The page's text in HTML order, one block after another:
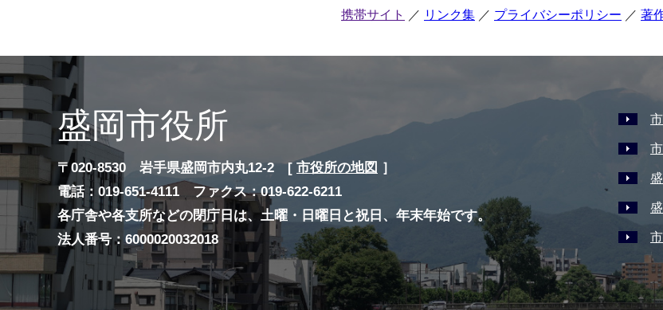
携帯サイト リンク集 プライバシーポリシー 著
盛岡市役所
〒020-8530 岩手県盛岡市内丸12-2 [ 市役所の地図 ］
電話：019-651-4111 ファクス：019-622-6211
各庁舎や各支所などの閉庁日は、土曜・日曜日と祝日、年末年始です。
法人番号：6000020032018